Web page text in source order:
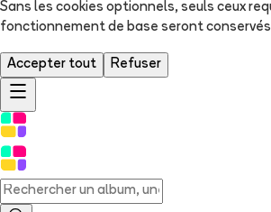
Sans les cookies optionnels, seuls ceux
fonctionnement de base seront
Accepter tout Refuser